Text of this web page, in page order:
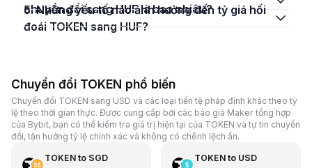
chuyển đổi sang HUF là bao nhiêu?
5. Những yếu tố nào ảnh hưởng đến tỷ giá hối
đoái TOKEN sang HUF?
Chuyển đổi TOKEN phổ biến
Chuyển đổi TOKEN sang USD và các loại tiền tệ pháp định khác theo tỷ
lệ theo thời gian thực. Được cung cấp bởi các báo giá Maker tổng hợp
của Bybit, bạn có thể kiểm tra giá trị hiện tại của TOKEN và tự tin chuyển
đổi, tận hưởng tỷ lệ chính xác và không có chênh lệch ẩn.
TOKENto SGD TOKENto USD